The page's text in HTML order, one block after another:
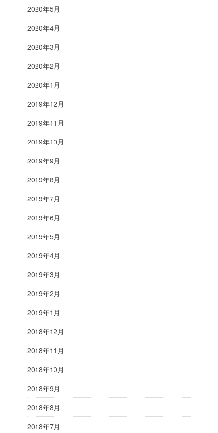
2020年5月
2020年4月
2020年3月
2020年2月
2020年1月
2019年12月
2019年11月
2019年10月
2019年9月
2019年8月
2019年7月
2019年6月
2019年5月
2019年4月
2019年3月
2019年2月
2019年1月
2018年12月
2018年11月
2018年10月
2018年9月
2018年8月
2018年7月